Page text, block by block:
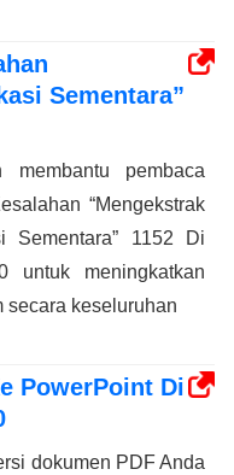
Sementara”
pembaca
“Mengekstrak
Sementara” 1152 Di
untuk meningkatkan
secara keseluruhan
PowerPoint Di
dokumen PDF Anda